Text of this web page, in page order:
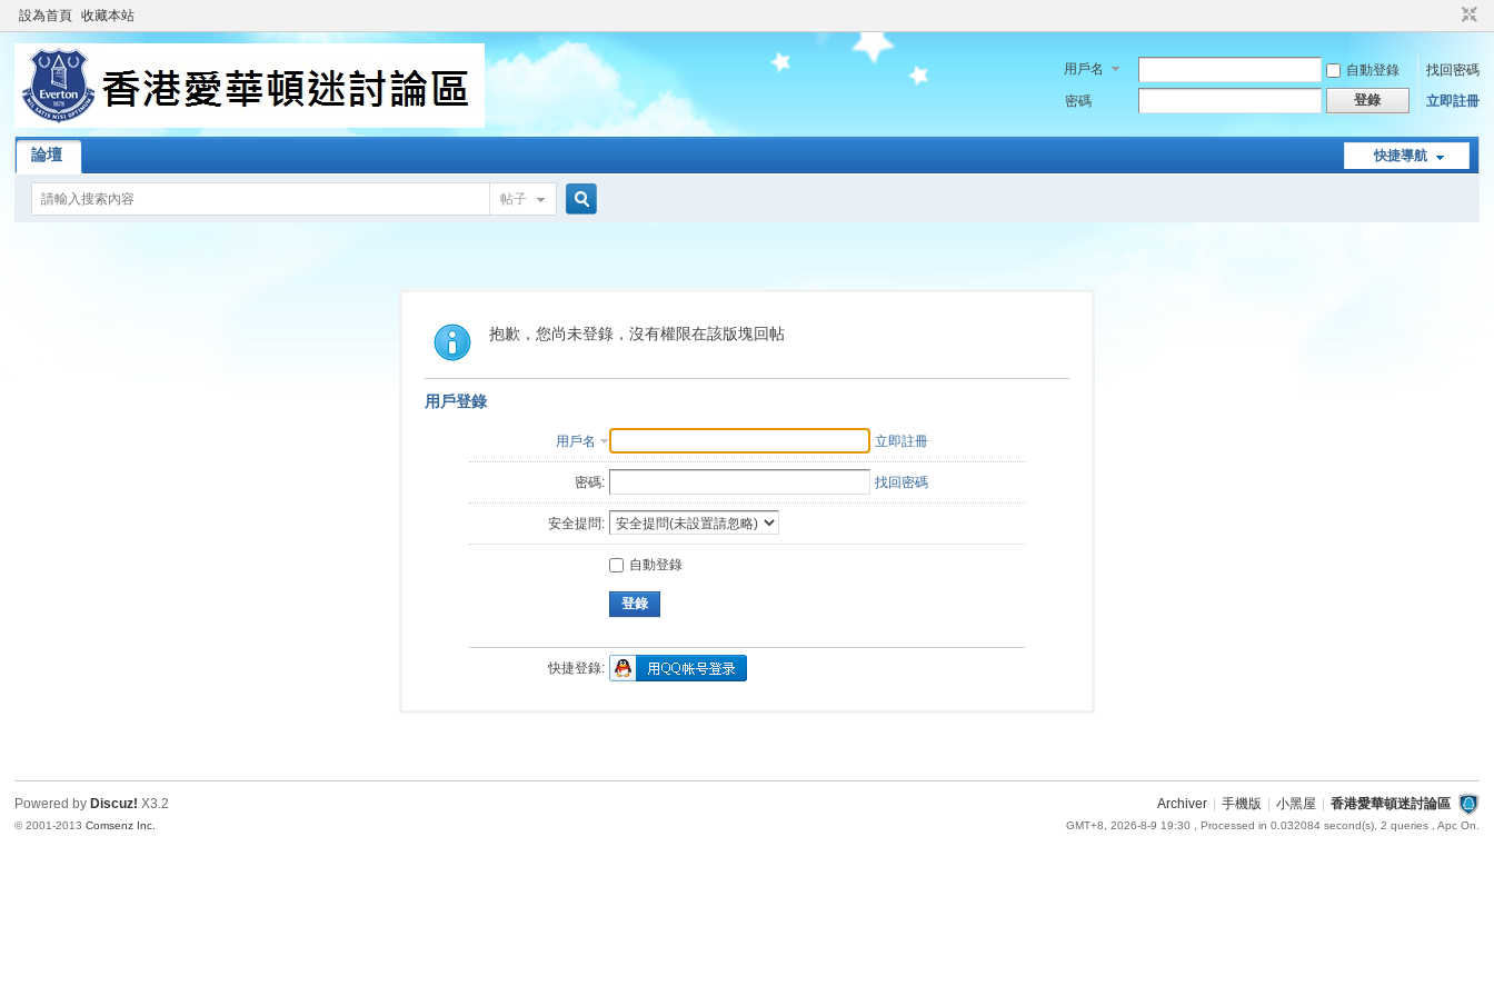
設為首頁 收藏本站
用戶名 自動登錄
找回密碼
密碼
登錄 立即註冊
快捷導航
論壇
帖子
索
抱歉，您尚未登錄，沒有權限在該版塊回帖
用戶登錄
用戶名 立即註冊
密碼: 找回密碼
安全提問:
自動登錄
登錄
快捷登錄:
Archiver 手機版 小黑屋 香港愛華頓迷討論區
GMT+8, 2026-8-9 19:30 , Processed in 0.032084 second(s), 2 queries , Apc On.
Powered by Discuz! X3.2
© 2001-2013Comsenz Inc.